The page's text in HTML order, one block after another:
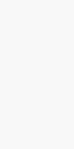
华住集团
模取胜，华